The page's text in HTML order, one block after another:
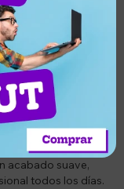
la herramienta de
y el cuidado
su tecnología de
de las fibras
o modelado
Diseñado para
desde lisos
radiante. Sus
protegen el
acabado suave,
todos los días.